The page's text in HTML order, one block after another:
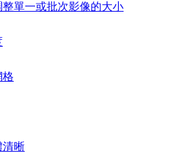
單一或批次影像的大小
格
清晰